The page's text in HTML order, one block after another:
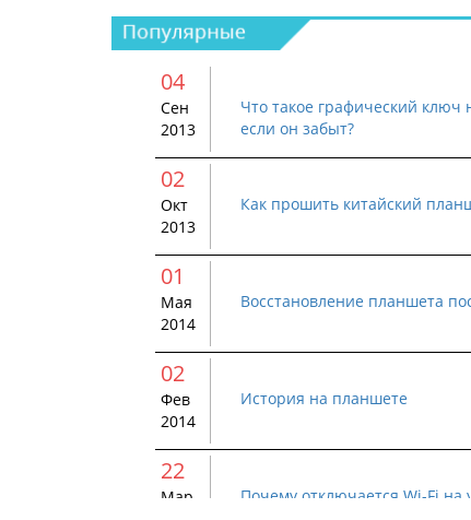
04
Сен
2013
Что такое графический ключ
если он забыт?
02
Окт
2013
Как прошить китайский
01
Мая
2014
Восстановление планшета
02
Фев
2014
История на планшете
22
Мар
Почему отключается Wi-Fi на